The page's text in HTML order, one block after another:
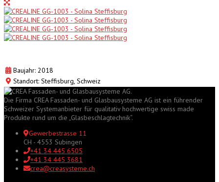
Baujahr: 2018
Standort: Steffisburg, Schweiz
Die Firma CREA Fassaden- und Glasbausysteme AG ist ein führender
Schweizer Systemanbieter für qualitativ hochwertige swiss made
Produkte rund um die „Glasbeschlagtechnik“.
Gewerbestrasse 11
CH - 4553 Subingen
+41 34 445 6505
+41 34 445 3681
crea@creasysteme.ch